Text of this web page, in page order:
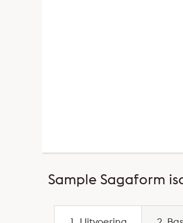
Sample Sagaform